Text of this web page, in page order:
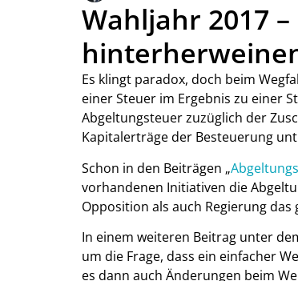
Wahljahr 2017
Es klingt paradox, doch beim
einer Steuer im Ergebnis zu einer
Abgeltungsteuer zuzüglich der
Kapitalerträge der Besteuerung
Schon in den Beiträgen „
vorhandenen Initiativen die
Opposition als auch Regierung das
In einem weiteren Beitrag unter
um die Frage, dass ein einfacher
es dann auch Änderungen beim